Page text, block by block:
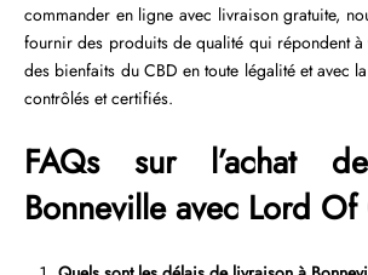
commander en ligne avec livraison gratuite,
fournir des produits de qualité qui répondent
des bienfaits du CBD en toute légalité et avec
contrôlés et certifiés.
FAQs sur l’achat
Bonneville avec Lord Of